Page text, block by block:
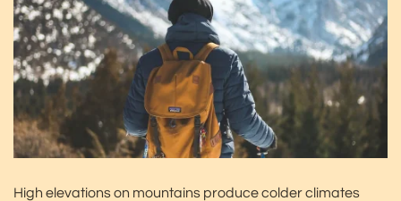
High elevations on mountains produce colder climates